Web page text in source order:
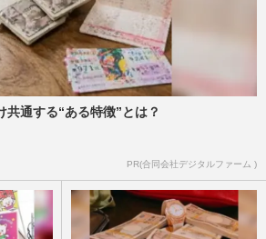
通する“ある特徴”とは？
PR(合同会社デジタルファーム )